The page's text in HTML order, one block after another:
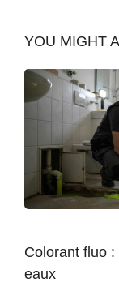
YOU MIGHT
Colorant fluo :
eaux